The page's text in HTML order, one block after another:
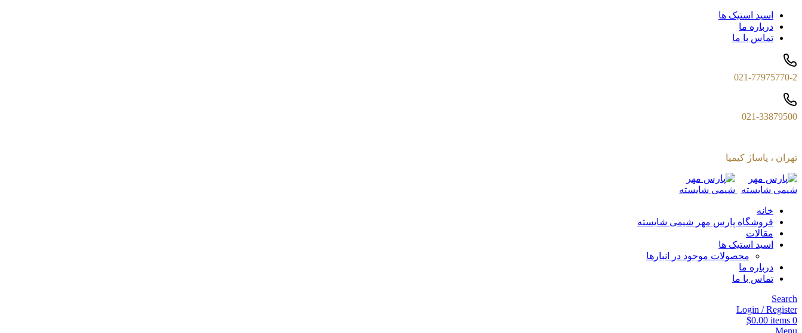
اسید استیک ها
درباره ما
تماس با ما
021-77975770-2
021-33879500
تهران ، پاساژ کیمیا
خانه
فروشگاه پارس مهر شیمی شایسته
مقالات
اسید استیک ها
محصولات موجود در انبارها
درباره ما
تماس با ما
Search
Login / Register
0
items
$0.00
Menu